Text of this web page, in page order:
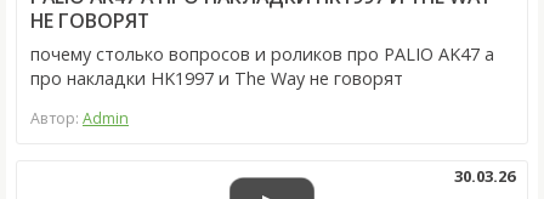
НЕ ГОВОРЯТ
почему столько вопросов и роликов про PALIO AK47 а
про накладки HK1997 и The Way не говорят
Автор: Admin
30.03.26